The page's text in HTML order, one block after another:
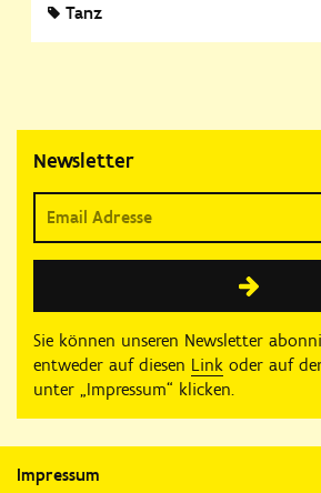
Tanz
Newsletter
Sie können unseren Newsletter
entweder auf diesen Link oder auf
unter „Impressum“ klicken.
Impressum